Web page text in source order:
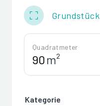
Grundstück
Quadratmeter
m²
Kategorie